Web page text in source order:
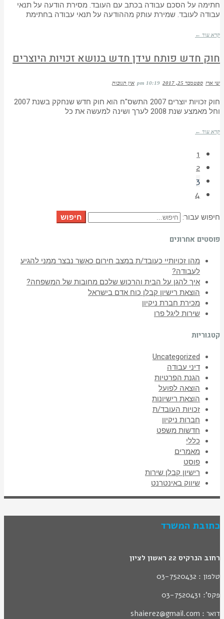
חתימה על הסכם עבודה בכתב עם העובד. מסירת הודעה על תנאי
עבודה לעובד. שמירת עותק מההודעה על תנאי עבודה בחתימת
קרא עוד ←
חוק חדש פותח עידן חדש בנושא זכויות היוצרים
שי ארז ספטמבר 25, 2017 10:19 pm אין תגובות
חוק זכויות יוצרים 2007 התשס"ח הוא חוק חדש שנחקק בשנת 2007
וחל מאמצע שנת 2008 לערך ושינה למעשה את כל
קרא עוד ←
1
2
3
4
חיפוש עבור: חיפוש
פוסטים אחרונים
מהן זכויותיי כעובד/ת במצב חירום כאשר נבצר ממני להגיע
לעבודה?
איך להגן על הבית והרכוש שלכם מחובות של המשפחה?
הוצאת רישיון קבלן כוח אדם בישראל
מכירת חברת ניקיון
שירות ליגל פרו
קטגוריות
Uncategorized
דיני עבודה
הגנת הפרטיות
הוצאה לפועל
הוצאת רישיונות
זכויות העובד/ת
חברות ניקיון
חדשות משפט
כללי
מאמרים
פוסט
רישיון קבלן שירות
שיווק באינטרנט
כתובת המשרד
רחוב הנרקיס 22 ראשון לציון
טלפון : 03-7520432
פקס': 03-7520431
דואר : shaierez@gmail.com